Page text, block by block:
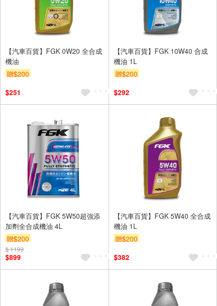
【汽車百貨】FGK 0W20 全合成
機油
贈$200
$251
【汽車百貨】FGK 10W40 合成
機油 1L
贈$200
$292
【汽車百貨】FGK 5W50超強添
加劑全合成機油 4L
贈$200
$ 1199
$899
【汽車百貨】FGK 5W40 全合成
機油 1L
贈$200
$382